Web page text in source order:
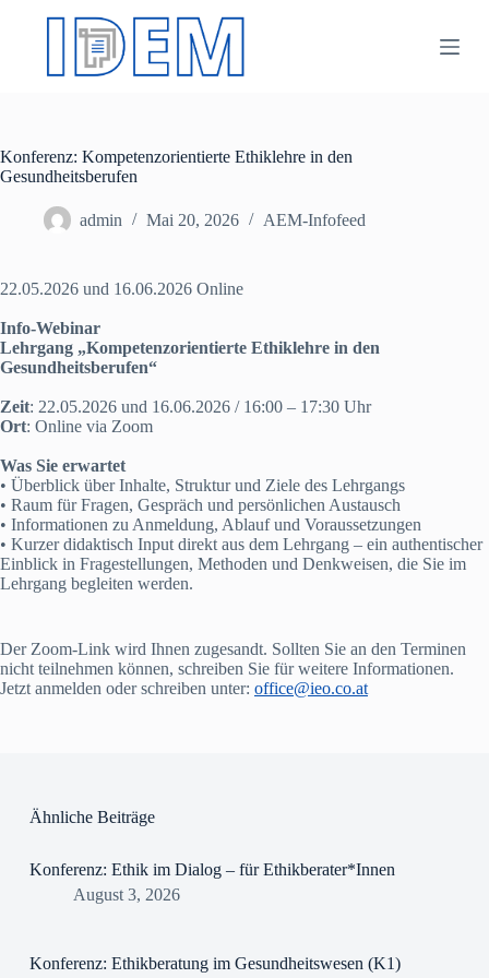
l
t
g
n
Konferenz: Kompetenzorientierte Ethiklehre in den
Gesundheitsberufen
admin Mai 20, 2026 AEM-Infofeed
22.05.2026 und 16.06.2026 Online
Info-Webinar
Lehrgang „Kompetenzorientierte Ethiklehre in den
Gesundheitsberufen“
Zeit: 22.05.2026 und 16.06.2026 / 16:00 – 17:30 Uhr
Ort: Online via Zoom
Was Sie erwartet
• Überblick über Inhalte, Struktur und Ziele des Lehrgangs
• Raum für Fragen, Gespräch und persönlichen Austausch
• Informationen zu Anmeldung, Ablauf und Voraussetzungen
• Kurzer didaktisch Input direkt aus dem Lehrgang – ein authentischer
Einblick in Fragestellungen, Methoden und Denkweisen, die Sie im
Lehrgang begleiten werden.
Der Zoom-Link wird Ihnen zugesandt. Sollten Sie an den Terminen
nicht teilnehmen können, schreiben Sie für weitere Informationen.
Jetzt anmelden oder schreiben unter: office@ieo.co.at
Ähnliche Beiträge
Konferenz: Ethik im Dialog – für Ethikberater*Innen
August 3, 2026
Konferenz: Ethikberatung im Gesundheitswesen (K1)